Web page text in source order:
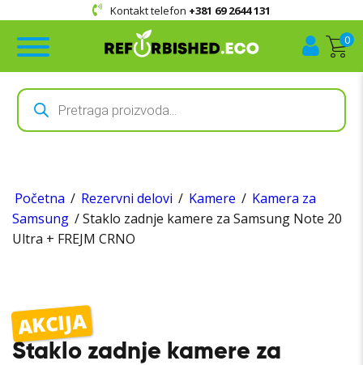
Kontakt telefon +381 69 2644 131
0
Products
search
Početna / Rezervni delovi / Kamere / Kamera za
Samsung / Staklo zadnje kamere za Samsung Note 20
Ultra + FREJM CRNO
AKCIJA
Staklo zadnje kamere za